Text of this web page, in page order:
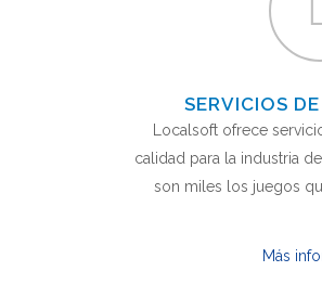
SERVICIOS
Localsoft ofrece
calidad para la industria
son miles los juegos
Más